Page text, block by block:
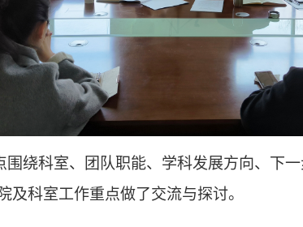
围绕科室、团队职能、学科发展方向、下
及科室工作重点做了交流与探讨。